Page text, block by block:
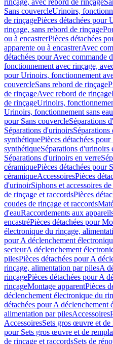
rinçage, avec rebord de rinçage
Sans couvercleUrinoirs,
de rinçagePièces détachées pour
rinçage, sans rebord de rinçage
ou à encastrerPièces détachées
apparente ou à encastrerAvec
détachées pour Avec commande
fonctionnement avec rinçage,
pour Urinoirs, fonctionnement
couvercleSans rebord de rinçage
de rinçageAvec rebord de rinçage
de rinçageUrinoirs,
Urinoirs, fonctionnement sans eau
pour Sans couvercleSéparations
Séparations d'urinoirs
synthétiquePièces détachées
synthétiqueSéparations d'urinoirs
Séparations d'urinoirs en verre
céramiquePièces détachées pour
céramiqueAccessoiresPièces
d'urinoirSiphons et accessoires
de rinçage et raccordsPièces
coudes de rinçage et raccords
d'eauRaccordements aux
encastréPièces détachées pour
électronique du rinçage,
pour A déclenchement
secteurA déclenchement
pilesPièces détachées pour A
rinçage, alimentation par pilesA
rinçagePièces détachées pour A
rinçageMontage apparentPièces
déclenchement électronique du
détachées pour A déclenchement
alimentation par pilesAccessoires
AccessoiresSets gros œuvre et de
pour Sets gros œuvre et de
de rinçage et raccordsSets de